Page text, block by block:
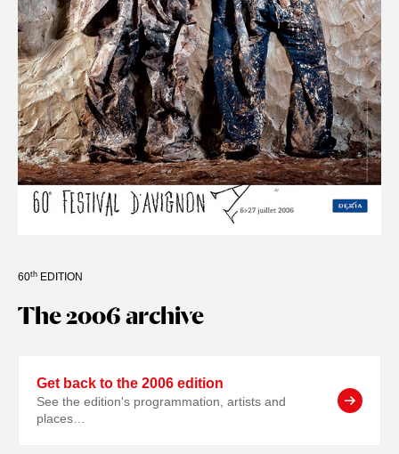
The 2006 archive
60th EDITION
Get back to the 2006 edition
See the edition's programmation, artists and
places…